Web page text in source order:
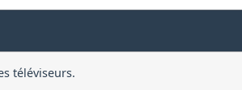
téléviseurs.